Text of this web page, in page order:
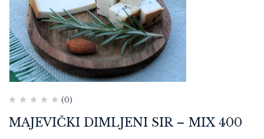
(0)
MAJEVIČKI DIMLJENI SIR – MIX 400